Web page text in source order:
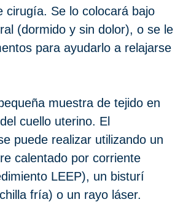
cirugía. Se lo colocará bajo
(dormido y sin dolor), o se le
para ayudarlo a relajarse
muestra de tejido en
cuello uterino. El
puede realizar utilizando un
calentado por corriente
LEEP), un bisturí
fría) o un rayo láser.